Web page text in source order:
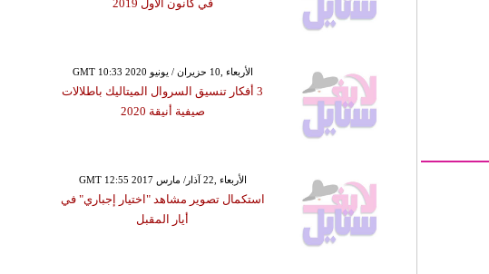
في كانون الأول 2019
GMT 10:33 2020 الأربعاء ,10 حزيران / يونيو
3 أفكار تنسيق السروال الميتاليك باطلالات
صيفية أنيقة 2020
GMT 12:55 2017 الأربعاء ,22 آذار/ مارس
استكمال تصوير مشاهد "اختيار إجباري" في
أيار المقبل